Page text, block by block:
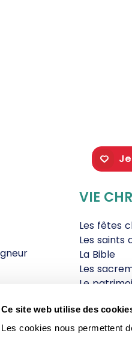
Ce site web utilise des
Les cookies nous permettent
VIE
Les fêtes
Les saints
La Bible
Les
Le
Les
La religion